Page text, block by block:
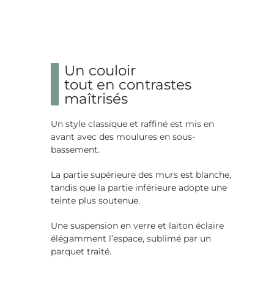
Un couloir
tout en contrastes
maîtrisés
Un style classique et raffiné est mis en
avant avec des moulures en sous-
bassement.
La partie supérieure des murs est blanche,
tandis que la partie inférieure adopte une
teinte plus soutenue.
Une suspension en verre et laiton éclaire
élégamment l’espace, sublimé par un
parquet traité.